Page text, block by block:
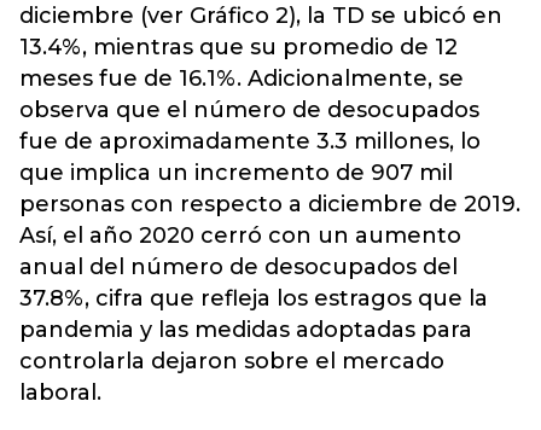
diciembre (ver Gráfico 2), la TD se ubicó en
13.4%, mientras que su promedio de 12
meses fue de 16.1%. Adicionalmente, se
observa que el número de desocupados
fue de aproximadamente 3.3 millones, lo
que implica un incremento de 907 mil
personas con respecto a diciembre de 2019.
Así, el año 2020 cerró con un aumento
anual del número de desocupados del
37.8%, cifra que refleja los estragos que la
pandemia y las medidas adoptadas para
controlarla dejaron sobre el mercado
laboral.